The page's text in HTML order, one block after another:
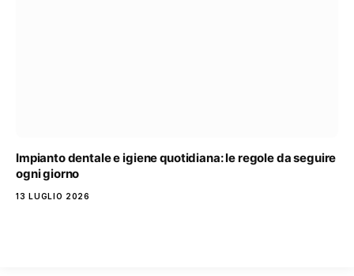
Impianto dentale e igiene quotidiana: le regole da seguire
ogni giorno
13 LUGLIO 2026